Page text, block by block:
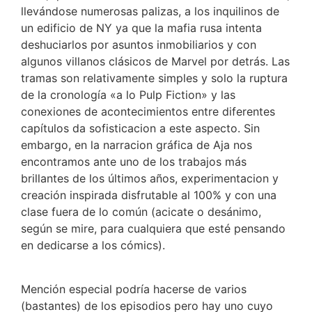
llevándose numerosas palizas, a los inquilinos de
un edificio de NY ya que la mafia rusa intenta
deshuciarlos por asuntos inmobiliarios y con
algunos villanos clásicos de Marvel por detrás. Las
tramas son relativamente simples y solo la ruptura
de la cronología «a lo Pulp Fiction» y las
conexiones de acontecimientos entre diferentes
capítulos da sofisticacion a este aspecto. Sin
embargo, en la narracion gráfica de Aja nos
encontramos ante uno de los trabajos más
brillantes de los últimos años, experimentacion y
creación inspirada disfrutable al 100% y con una
clase fuera de lo común (acicate o desánimo,
según se mire, para cualquiera que esté pensando
en dedicarse a los cómics).
Mención especial podría hacerse de varios
(bastantes) de los episodios pero hay uno cuyo